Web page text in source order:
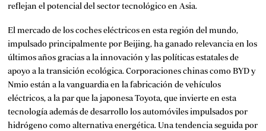
reflejan el potencial del sector tecnológico en Asia.
El mercado de los coches eléctricos en esta región del mundo,
impulsado principalmente por Beijing, ha ganado relevancia en los
últimos años gracias a la innovación y las políticas estatales de
apoyo a la transición ecológica. Corporaciones chinas como BYD y
Nmio están a la vanguardia en la fabricación de vehículos
eléctricos, a la par que la japonesa Toyota, que invierte en esta
tecnología además de desarrollo los automóviles impulsados por
hidrógeno como alternativa energética. Una tendencia seguida por